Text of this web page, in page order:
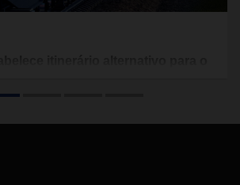
a DACHSER decidiu expandir a
Budapest duas vezes por semana,